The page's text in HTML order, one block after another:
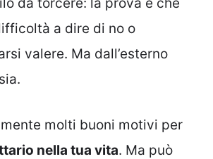
da torcere: la prova è che
a dire di no o
valere. Ma dall’esterno
molti buoni motivi per
nella tua vita. Ma può